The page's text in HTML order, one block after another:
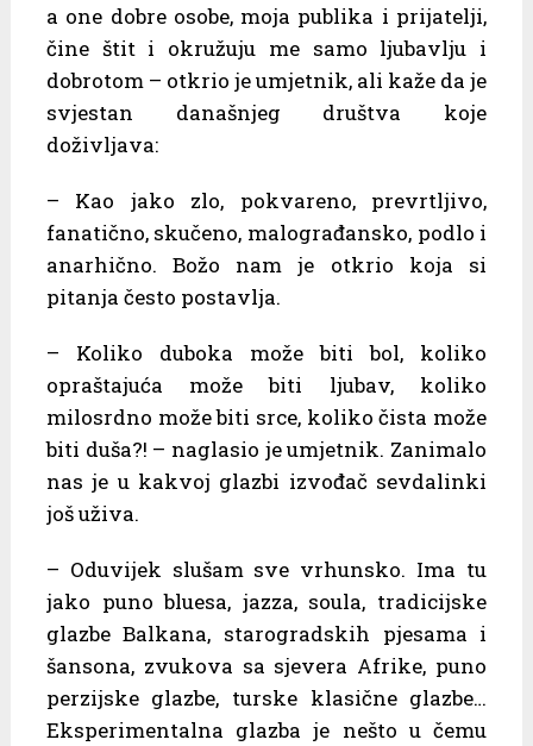
a one dobre osobe, moja publika i prijatelji,
čine štit i okružuju me samo ljubavlju i
dobrotom – otkrio je umjetnik, ali kaže da je
svjestan današnjeg društva koje
doživljava:
– Kao jako zlo, pokvareno, prevrtljivo,
fanatično, skučeno, malograđansko, podlo i
anarhično. Božo nam je otkrio koja si
pitanja često postavlja.
– Koliko duboka može biti bol, koliko
opraštajuća može biti ljubav, koliko
milosrdno može biti srce, koliko čista može
biti duša?! – naglasio je umjetnik. Zanimalo
nas je u kakvoj glazbi izvođač sevdalinki
još uživa.
– Oduvijek slušam sve vrhunsko. Ima tu
jako puno bluesa, jazza, soula, tradicijske
glazbe Balkana, starogradskih pjesama i
šansona, zvukova sa sjevera Afrike, puno
perzijske glazbe, turske klasične glazbe…
Eksperimentalna glazba je nešto u čemu